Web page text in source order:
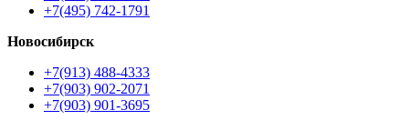
+7(495) 742-1791
Новосибирск
+7(913) 488-4333
+7(903) 902-2071
+7(903) 901-3695